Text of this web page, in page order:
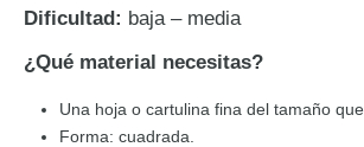
Dificultad: baja – media
¿Qué material necesitas?
Una hoja o cartulina fina del tamaño
Forma: cuadrada.